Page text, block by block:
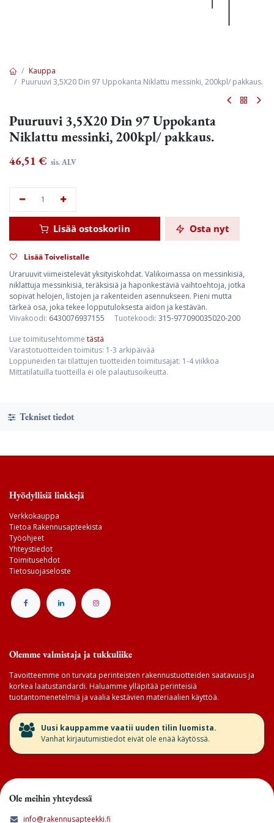
Kauppa
Puuruuvi 3,5X20 Din 97 Uppokanta Niklattu messinki, 200kpl/ pakkaus.
Puuruuvi 3,5X20 Din 97 Uppokanta
Niklattu messinki, 200kpl/ pakkaus.
46,51 € sis. ALV
Lisää ostoskoriin Osta nyt
Lisää Toivelistalle
Uraruuvit viimeistelevät yksityiskohdat. Valikoimassa on messinkisiä,
niklattuja messinkisiä, teräksisiä ja haponkestäviä vaihtoehtoja, jotka
sopivat helojen, listojen ja rakenteiden asennukseen. Pieni mutta
tärkeä osa, joka tekee lopputuloksesta aidon ja kestävän.
Viivakoodi: 6430076937155 Tuotekoodi: 315-977090035020-200
Lue toimitusehtomme tästä
Varastotuotteiden toimitus: 1-3 arkipäivää
Loppuneiden tai tilattujen tuotteiden toimitusajat: 1-4 viikkoa
Mittatilatuilla tuotteilla ei ole palautusoikeutta.
Tekniset tiedot
Hyödyllisiä linkkejä
Verkkokauppa
Tietoa Rakennusapteekista
Työohjeet
Yhteystiedot
Toimitusehdot
Tietosuojaseloste
Olemme valmistaja ja tukkuliike
Tavoitteemme on turvata perinteisten rakennustuotteiden saatavuus ja
korkea laatustandardi. Haluamme ylläpitää perinteisiä
tuotantomenetelmiä ja vaalia kestävien materiaalien käyttöä.
​Uusi kauppamme vaatii uuden tilin luomista.
Vanhat kirjautumistiedot eivät ole enää käytössä.
Ole meihin yhteydessä
info@rakennusapteekki.fi